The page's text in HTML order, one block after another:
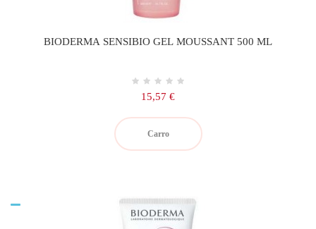
BIODERMA SENSIBIO GEL MOUSSANT 500 ML
Precio
15,57 €
Carro